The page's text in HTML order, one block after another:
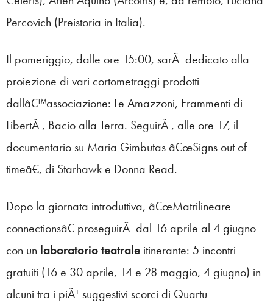
Percovich (Preistoria in Italia).
Il pomeriggio, dalle ore 15:00, sarÃ dedicato alla
proiezione di vari cortometraggi prodotti
dallâ€™associazione: Le Amazzoni, Frammenti di
LibertÃ , Bacio alla Terra. SeguirÃ , alle ore 17, il
documentario su Maria Gimbutas â€œSigns out of
timeâ€, di Starhawk e Donna Read.
Dopo la giornata introduttiva, â€œMatrilineare
connectionsâ€ proseguirÃ dal 16 aprile al 4 giugno
con un laboratorio teatrale itinerante: 5 incontri
gratuiti (16 e 30 aprile, 14 e 28 maggio, 4 giugno) in
alcuni tra i piÃ¹ suggestivi scorci di Quartu